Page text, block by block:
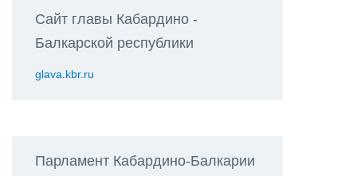
Сайт главы Кабардино -
Балкарской республики
glava.kbr.ru
Парламент Кабардино-Балкарии